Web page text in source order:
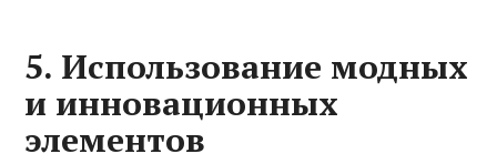
5. Использование модных
и инновационных
элементов